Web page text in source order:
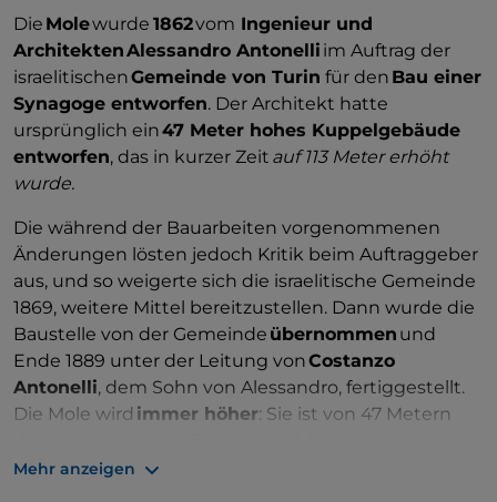
Die Molewurde 1862vom Ingenieur und
ArchitektenAlessandro Antonelli im Auftrag der
israelitischenGemeinde von Turin für den Bau einer
Synagoge entworfen. Der Architekt hatte
ursprünglich ein47 Meter hohes Kuppelgebäude
entworfen, das in kurzer Zeit auf 113 Meter erhöht
wurde.
Die während der Bauarbeiten vorgenommenen
Änderungen lösten jedoch Kritik beim Auftraggeber
aus, und so weigerte sich die israelitische Gemeinde
1869, weitere Mittel bereitzustellen. Dann wurde die
Baustelle von der Gemeinde übernommen und
Ende 1889 unter der Leitung vonCostanzo
Antonelli, dem Sohn von Alessandro, fertiggestellt.
Die Mole wird immer höher: Sie ist von 47 Metern
heutigen167 Meter angewachsen.
Mehr anzeigen